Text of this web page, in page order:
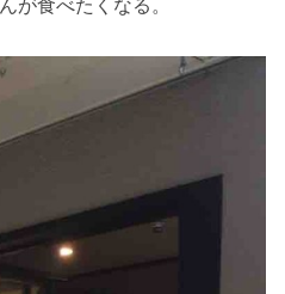
が食べたくなる。